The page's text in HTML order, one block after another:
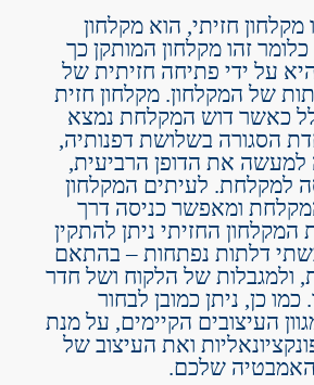
מקלחון חזיתי, הוא מקלחון
זהו מקלחוןהמותקן כך
על ידי פתיחה חזיתית של
של המקלחון. מקלחון חזית
כאשר דוש המקלחת נמצא
הסגורה בשלושת דפנותיה,
למעשה את הדופן הרביעית,
למקלחת. לעיתים המקלחון
ומאפשר כניסה דרך
החזיתי ניתן להתקין
דלתות נפתחות – בהתאם
ולמגבלות של הלקוח ושל חדר
כן, ניתן כמובן לבחור
העיצובים הקיימים, על מנת
ואת העיצוב של
שלכם.